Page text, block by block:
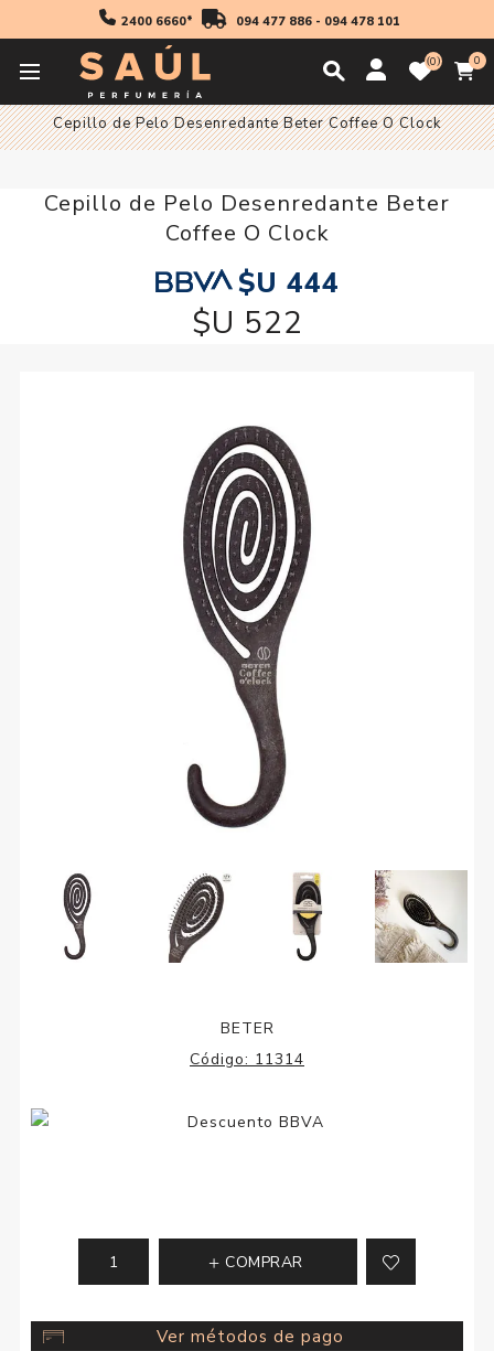
2400 6660* 094 477 886- 094 478 101
0 0
Accesorios
Cepillo de Pelo Desenredante Beter Coffee O Clock
Cepillo de Pelo Desenredante Beter
Coffee O Clock
$U 444
$U 522
BETER
Código: 11314
COMPRAR
Ver métodos de pago